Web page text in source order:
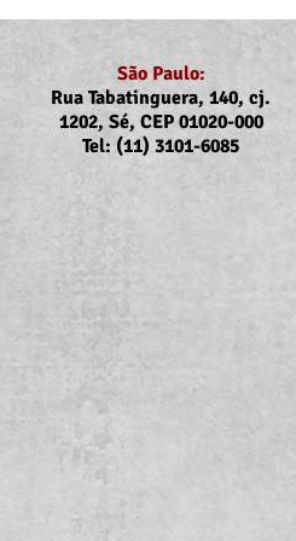
e Sintrajus nas
de Registro, Iguape,
Caraguatatuba e
São Paulo:
Rua Tabatinguera, 140, cj.
1202, Sé, CEP 01020-000
Tel: (11) 3101-6085